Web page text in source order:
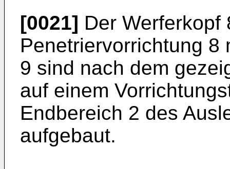
[0021] Der Werferkopf
Penetriervorrichtung 8
9 sind nach dem
auf einem
Endbereich 2 des
aufgebaut.